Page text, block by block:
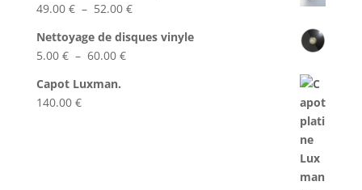
49.00 € – 52.00 €Plage
prix :
Nettoyage de disques vinyle
5.00 € – 60.00 €Plage
Capot Luxman.
140.00 €